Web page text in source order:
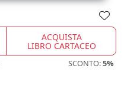
ACQUISTA
LIBRO CARTACEO
SCONTO:5%